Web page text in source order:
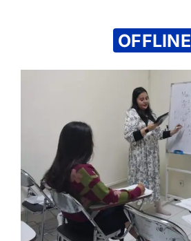
OFFLINE